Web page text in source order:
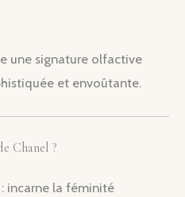
une signature olfactive
et envoûtante.
Chanel ?
: incarne la féminité